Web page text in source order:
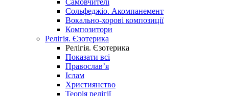
Самовчителі
Сольфеджіо. Акомпанемент
Вокально-хорові композиції
Композитори
Релігія. Єзотерика
Релігія. Єзотерика
Показати всі
Православ’я
Іслам
Християнство
Теорія релігії